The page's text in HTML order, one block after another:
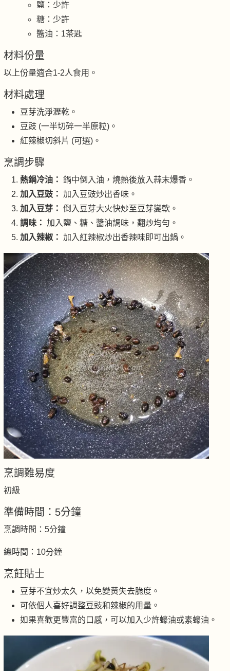
鹽：少許
糖：少許
醬油：1茶匙
材料份量
以上份量適合1-2人食用。
材料處理
豆芽洗淨瀝乾。
豆豉 (一半切碎一半原粒)。
紅辣椒切斜片 (可選)。
烹調步驟
熱鍋冷油： 鍋中倒入油，燒熱後放入蒜末爆香。
加入豆豉： 加入豆豉炒出香味。
加入豆芽： 倒入豆芽大火快炒至豆芽變軟。
調味： 加入鹽、糖、醬油調味，翻炒均勻。
加入辣椒： 加入紅辣椒炒出香辣味即可出鍋。
烹調難易度
初級
準備時間：5分鐘
烹調時間：5分鐘
總時間：10分鐘
烹飪貼士
豆芽不宜炒太久，以免變黃失去脆度。
可依個人喜好調整豆豉和辣椒的用量。
如果喜歡更豐富的口感，可以加入少許蠔油或素蠔油。